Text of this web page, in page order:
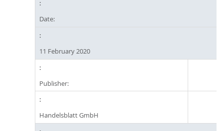
Date:
11 February 2020
Publisher:
Handelsblatt GmbH